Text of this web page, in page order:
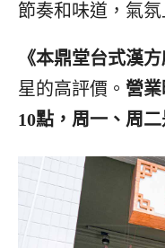
節奏和味道，氣
《本鼎堂台式漢方
星的高評價。 營
10點，周一、周二